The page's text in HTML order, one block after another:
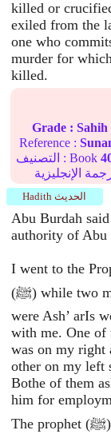
killed or
exiled from the
one who
murder for
killed.
Grade : Sahih
Reference :
التصنيف : Book
Hadith الحديث
Abu Burdah
authority of Abu
I went to the
(ﷺ) while two men who
were Ash’ arIs
with me. One of
was on my right
other on my left
Bothe of them
him for
The prophet (ﷺ) was